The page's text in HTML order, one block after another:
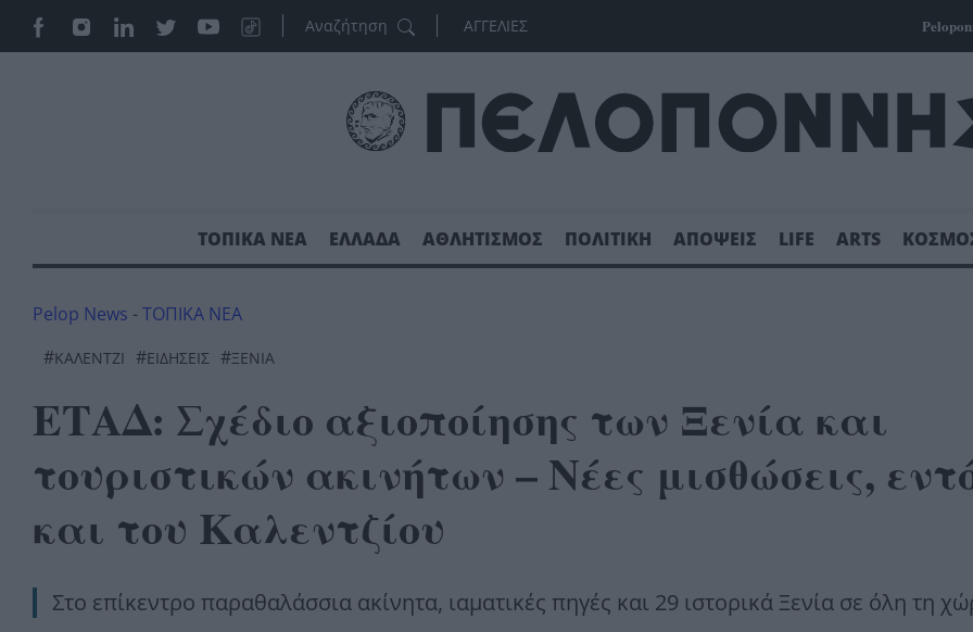
ΑΓΓΕΛΙΕΣ
ΤΟΠΙΚΑ ΝΕΑ ΕΛΛΑΔΑ ΑΘΛΗΤΙΣΜΟΣ ΠΟΛΙΤΙΚΗ ΑΠΟΨΕΙΣ LIFE ARTS
Pelop News -ΤΟΠΙΚΑ ΝΕΑ
#ΚΑΛΈΝΤΖΙ #ΕΙΔΗΣΕΙΣ #ΞΕΝΙΑ
ΕΤΑΔ: Σχέδιο αξιοποίησης των Ξενία και
τουριστικών ακινήτων – Νέες μισθώσεις,
και του Καλεντζίου
Στο επίκεντρο παραθαλάσσια ακίνητα, ιαματικές πηγές και 29 ιστορικά Ξενία σε όλη τη